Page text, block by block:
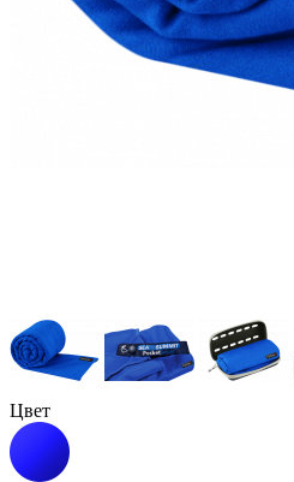
Цвет